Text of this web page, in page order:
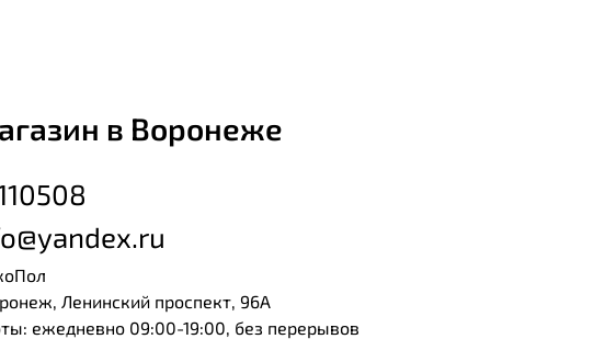
в Воронеже
Ленинский проспект, 96А
ежедневно 09:00-19:00, без перерывов